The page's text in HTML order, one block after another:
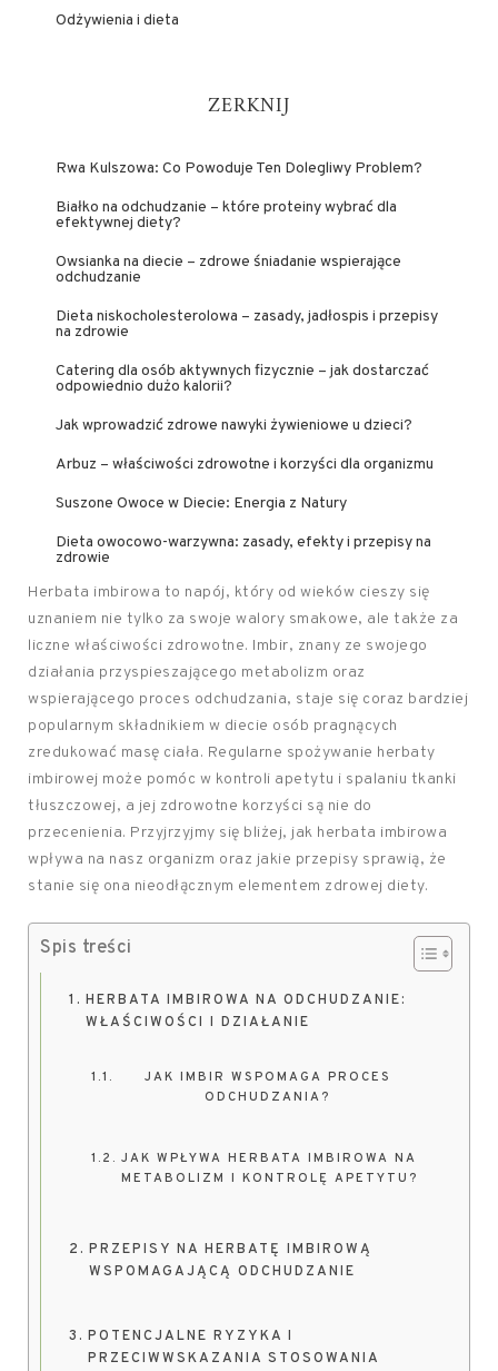
Odżywienia i dieta
ZERKNIJ
Rwa Kulszowa: Co Powoduje Ten Dolegliwy Problem?
Białko na odchudzanie – które proteiny wybrać dla
efektywnej diety?
Owsianka na diecie – zdrowe śniadanie wspierające
odchudzanie
Dieta niskocholesterolowa – zasady, jadłospis i przepisy
na zdrowie
Catering dla osób aktywnych fizycznie – jak dostarczać
odpowiednio dużo kalorii?
Jak wprowadzić zdrowe nawyki żywieniowe u dzieci?
Arbuz – właściwości zdrowotne i korzyści dla organizmu
Suszone Owoce w Diecie: Energia z Natury
Dieta owocowo-warzywna: zasady, efekty i przepisy na
zdrowie
Herbata imbirowa to napój, który od wieków cieszy się
uznaniem nie tylko za swoje walory smakowe, ale także za
liczne właściwości zdrowotne. Imbir, znany ze swojego
działania przyspieszającego metabolizm oraz
wspierającego proces odchudzania, staje się coraz bardziej
popularnym składnikiem w diecie osób pragnących
zredukować masę ciała. Regularne spożywanie herbaty
imbirowej może pomóc w kontroli apetytu i spalaniu tkanki
tłuszczowej, a jej zdrowotne korzyści są nie do
przecenienia. Przyjrzyjmy się bliżej, jak herbata imbirowa
wpływa na nasz organizm oraz jakie przepisy sprawią, że
stanie się ona nieodłącznym elementem zdrowej diety.
Spis treści
HERBATA IMBIROWA NA ODCHUDZANIE:
WŁAŚCIWOŚCI I DZIAŁANIE
JAK IMBIR WSPOMAGA PROCES
ODCHUDZANIA?
JAK WPŁYWA HERBATA IMBIROWA NA
METABOLIZM I KONTROLĘ APETYTU?
PRZEPISY NA HERBATĘ IMBIROWĄ
WSPOMAGAJĄCĄ ODCHUDZANIE
POTENCJALNE RYZYKA I
PRZECIWWSKAZANIA STOSOWANIA